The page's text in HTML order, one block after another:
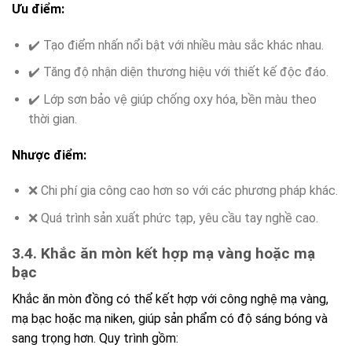
Ưu điểm:
✔️ Tạo điểm nhấn nổi bật với nhiều màu sắc khác nhau.
✔️ Tăng độ nhận diện thương hiệu với thiết kế độc đáo.
✔️ Lớp sơn bảo vệ giúp chống oxy hóa, bền màu theo
thời gian.
Nhược điểm:
❌ Chi phí gia công cao hơn so với các phương pháp khác.
❌ Quá trình sản xuất phức tạp, yêu cầu tay nghề cao.
3.4. Khắc ăn mòn kết hợp mạ vàng hoặc mạ
bạc
Khắc ăn mòn đồng có thể kết hợp với công nghệ mạ vàng,
mạ bạc hoặc mạ niken, giúp sản phẩm có độ sáng bóng và
sang trọng hơn. Quy trình gồm: